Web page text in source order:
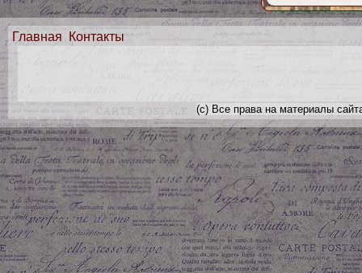
Главная Контакты
(с) Все права на материалы